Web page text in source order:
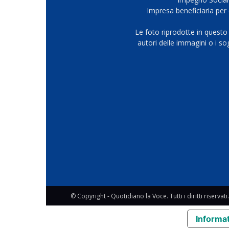
Impresa beneficiaria
Le foto riprodotte in
autori delle immagini o i
© Copyright - Quotidiano la Voce. Tutti i diritti riservati.